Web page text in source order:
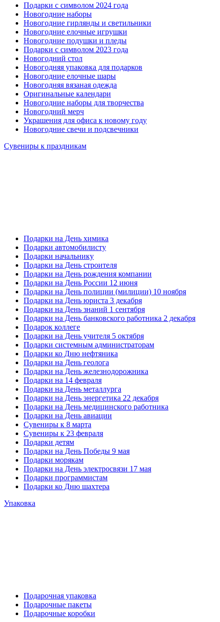
Подарки с символом 2024 года
Новогодние наборы
Новогодние гирлянды и светильники
Новогодние елочные игрушки
Новогодние подушки и пледы
Подарки с символом 2023 года
Новогодний стол
Новогодняя упаковка для подарков
Новогодние елочные шары
Новогодняя вязаная одежда
Оригинальные календари
Новогодние наборы для творчества
Новогодний мерч
Украшения для офиса к новому году
Новогодние свечи и подсвечники
Сувениры к праздникам
Подарки на День химика
Подарки автомобилисту
Подарки начальнику
Подарки на День строителя
Подарки на День рождения компании
Подарки на День России 12 июня
Подарки на День полиции (милиции) 10 ноября
Подарки на День юриста 3 декабря
Подарки на День знаний 1 сентября
Подарки на День банковского работника 2 декабря
Подарок коллеге
Подарки на День учителя 5 октября
Подарки системным администраторам
Подарки ко Дню нефтяника
Подарки на День геолога
Подарки на День железнодорожника
Подарки на 14 февраля
Подарки на День металлурга
Подарки на День энергетика 22 декабря
Подарки на День медицинского работника
Подарки на День авиации
Сувениры к 8 марта
Сувениры к 23 февраля
Подарки детям
Подарки на День Победы 9 мая
Подарки морякам
Подарки на День электросвязи 17 мая
Подарки программистам
Подарки ко Дню шахтера
Упаковка
Подарочная упаковка
Подарочные пакеты
Подарочные коробки